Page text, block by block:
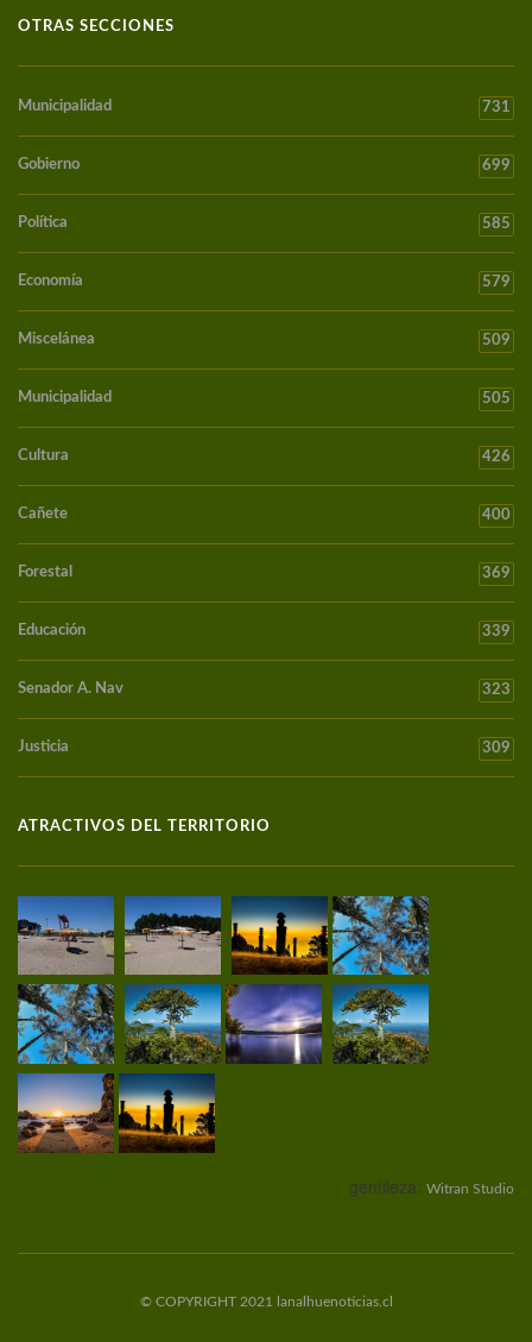
OTRAS SECCIONES
Municipalidad 731
Gobierno 699
Política 585
Economía 579
Miscelánea 509
Municipalidad 505
Cultura 426
Cañete 400
Forestal 369
Educación 339
Senador A. Nav 323
Justicia 309
ATRACTIVOS DEL TERRITORIO
gentileza: Witran Studio
© COPYRIGHT 2021 lanalhuenoticias.cl